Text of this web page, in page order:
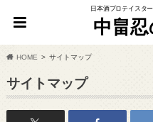
日本酒プロテイスタ
中畠
HOME サイトマップ
サイトマップ